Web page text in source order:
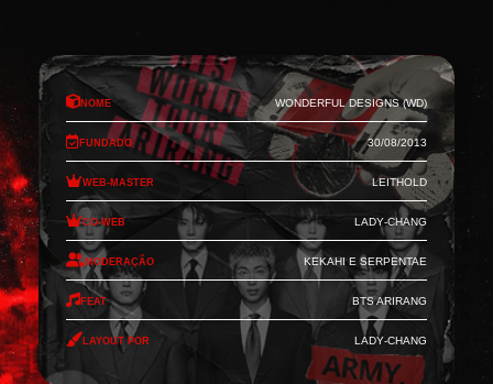
Nome Wonderful Designs (WD)
Fundado 30/08/2013
Web-Master Leithold
Co-Web Lady-Chang
Moderação Kekahi e Serpentae
Feat BTS Arirang
Layout por Lady-Chang